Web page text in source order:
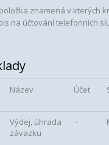
znamená v kterých
na účtování telefonních
Název Účet
Výdej, úhrada
závazku
-